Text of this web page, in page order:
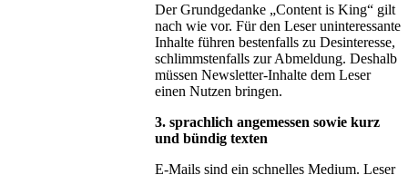
Der Grundgedanke „Content is King“ gilt
nach wie vor. Für den Leser uninteressante
Inhalte führen bestenfalls zu Desinteresse,
schlimmstenfalls zur Abmeldung. Deshalb
müssen Newsletter-Inhalte dem Leser
einen Nutzen bringen.
3. sprachlich angemessen sowie kurz
und bündig texten
E-Mails sind ein schnelles Medium. Leser